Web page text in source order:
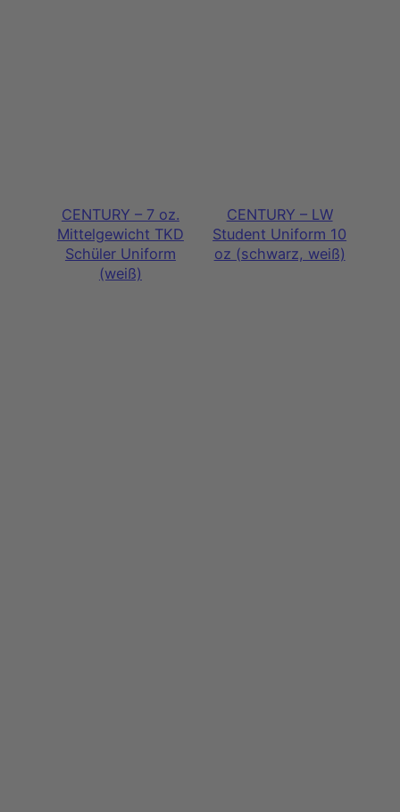
CENTURY – 7 oz.
Mittelgewicht TKD
Schüler Uniform
(weiß)
CENTURY – LW
Student Uniform 10
oz (schwarz, weiß)